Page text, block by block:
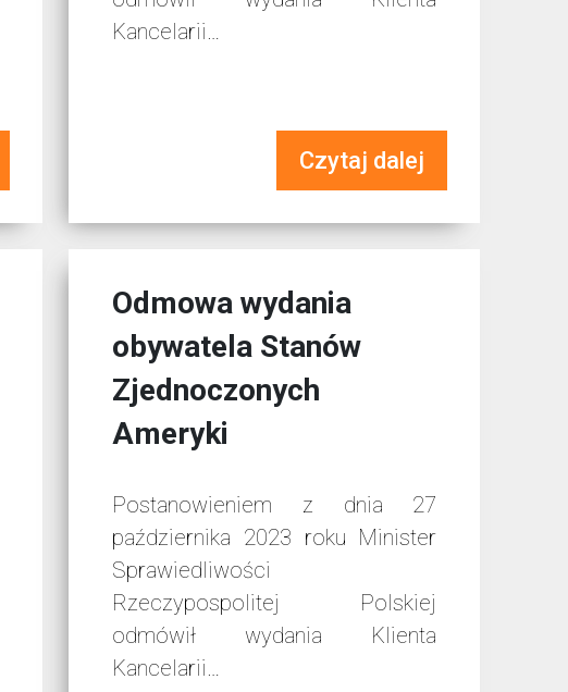
Kancelarii…
Czytaj dalej
Odmowa wydania
obywatela Stanów
Zjednoczonych
Ameryki
Postanowieniem z dnia 27
października 2023 roku Minister
Sprawiedliwości
Rzeczypospolitej Polskiej
odmówił wydania Klienta
Kancelarii…